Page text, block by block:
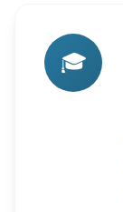
🎓